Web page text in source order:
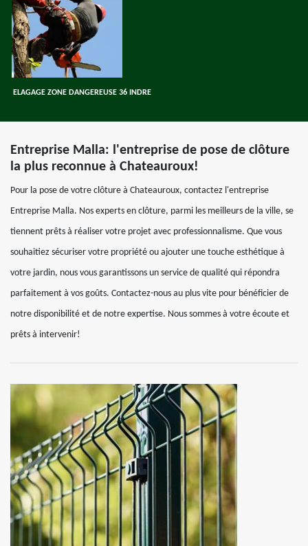
ELAGAGE ZONE DANGEREUSE 36 INDRE
Entreprise Malla: l'entreprise de pose de clôture
la plus reconnue à Chateauroux!
Pour la pose de votre clôture à Chateauroux, contactez l'entreprise
Entreprise Malla. Nos experts en clôture, parmi les meilleurs de la ville, se
tiennent prêts à réaliser votre projet avec professionnalisme. Que vous
souhaitiez sécuriser votre propriété ou ajouter une touche esthétique à
votre jardin, nous vous garantissons un service de qualité qui répondra
parfaitement à vos goûts. Contactez-nous au plus vite pour bénéficier de
notre disponibilité et de notre expertise. Nous sommes à votre écoute et
prêts à intervenir!